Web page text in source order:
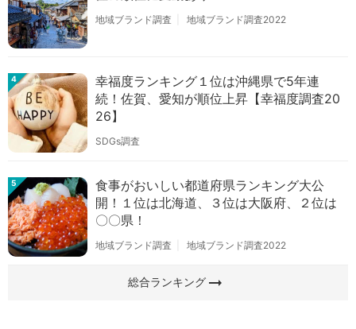
地域ブランド調査 地域ブランド調査2022
4
幸福度ランキング１位は沖縄県で5年連
続！佐賀、愛知が順位上昇【幸福度調査20
26】
SDGs調査
5
食事がおいしい都道府県ランキング大公
開！１位は北海道、３位は大阪府、２位は
〇〇県！
地域ブランド調査 地域ブランド調査2022
総合ランキングarrow_right_alt